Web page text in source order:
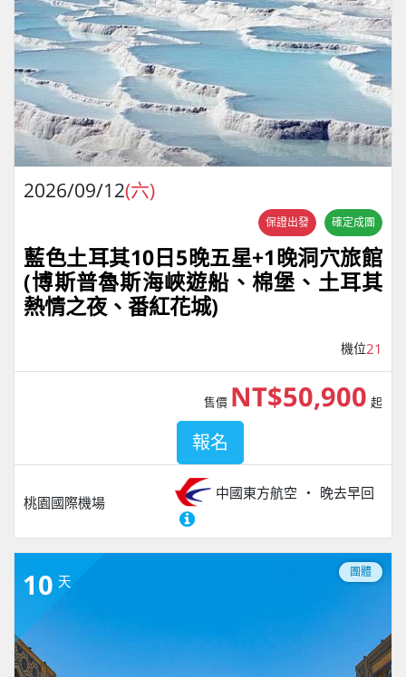
2026/09/12(六)
保證出發 確定成團
藍色土耳其10日5晚五星+1晚洞穴旅館
(博斯普魯斯海峽遊船、棉堡、土耳其
熱情之夜、番紅花城)
機位21
桃園國際機場
中國東方航空 晚去早回
售價 NT$50,900 起
報名
10 天
團體